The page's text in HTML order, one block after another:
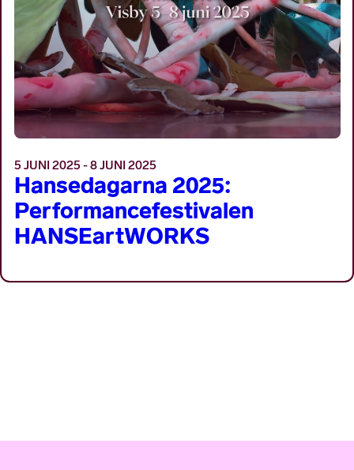
5 JUNI 2025 - 8 JUNI 2025
Hansedagarna 2025:
Performancefestivalen
HANSEartWORKS